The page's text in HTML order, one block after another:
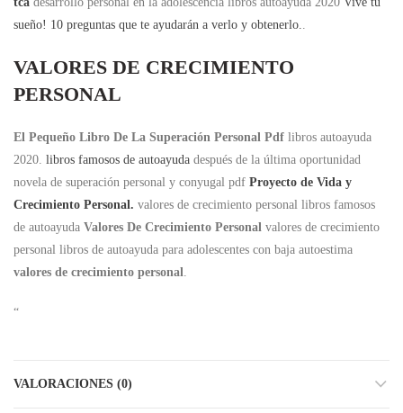
sueño! 10 preguntas que te ayudarán a verlo y obtenerlo..
VALORES DE CRECIMIENTO
PERSONAL
El Pequeño Libro De La Superación Personal Pdf libros autoayuda
2020. libros famosos de autoayuda después de la última oportunidad
novela de superación personal y conyugal pdf Proyecto de Vida y
Crecimiento Personal. valores de crecimiento personal libros famosos
de autoayuda Valores De Crecimiento Personal valores de crecimiento
personal libros de autoayuda para adolescentes con baja autoestima
valores de crecimiento personal.
“
VALORACIONES (0)